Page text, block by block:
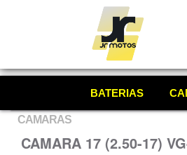
BATERIAS
CAMARAS
CAMARA 17 (2.50-17)